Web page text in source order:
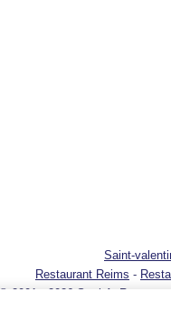
Saint-
Restaurant Reims -
© 2001 - 2026